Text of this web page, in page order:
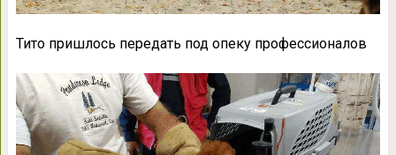
Тито пришлось передать под опеку профессионалов